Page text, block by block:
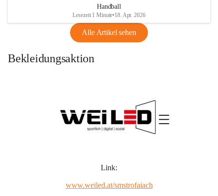
Handball
Lesezeit 1 Minute•18. Apr. 2026
Alle Artikel sehen
Bekleidungsaktion
Link:
www.weiled.at/smstrofaiach